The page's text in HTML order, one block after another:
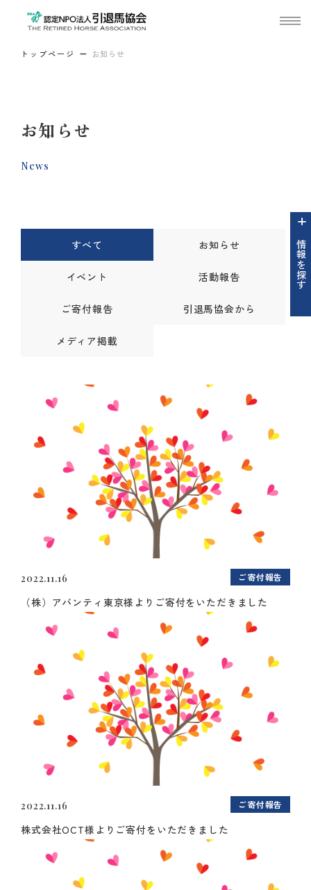
トップページ お知らせ
お知らせ
News
情報を探す
すべて お知らせ
イベント 活動報告
ご寄付報告 引退馬協会から
メディア掲載
2022.11.16 ご寄付報告
（株）アバンティ東京様よりご寄付をいただきました
2022.11.16 ご寄付報告
株式会社OCT様よりご寄付をいただきました